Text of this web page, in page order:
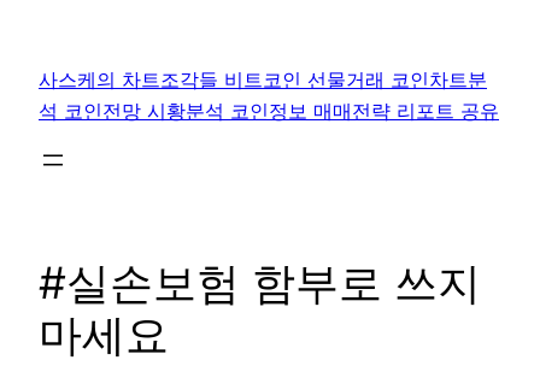
사스케의 차트조각들 비트코인 선물거래 코인차트분
석 코인전망 시황분석 코인정보 매매전략 리포트 공유
#실손보험 함부로 쓰지
마세요